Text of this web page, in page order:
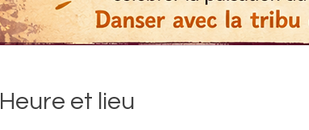
Heure et lieu